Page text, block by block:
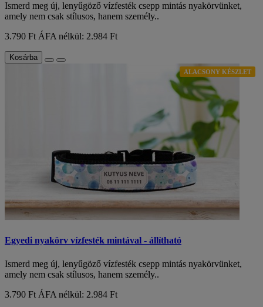
Ismerd meg új, lenyűgöző vízfesték csepp mintás nyakörvünket,
amely nem csak stílusos, hanem személy..
3.790 Ft ÁFA nélkül: 2.984 Ft
Kosárba
ALACSONY KÉSZLET
Egyedi nyakörv vízfesték mintával - állítható
Ismerd meg új, lenyűgöző vízfesték csepp mintás nyakörvünket,
amely nem csak stílusos, hanem személy..
3.790 Ft ÁFA nélkül: 2.984 Ft